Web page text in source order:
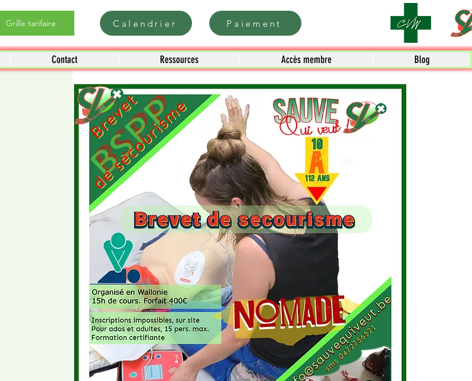
Grille tarifaire Calendrier Paiement
Contact Ressources Accès membre Blog